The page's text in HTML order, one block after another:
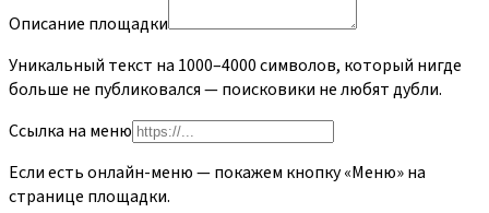
Описание площадки
Уникальный текст на 1000–4000 символов, который нигде
больше не публиковался — поисковики не любят дубли.
Ссылка на меню
Если есть онлайн-меню — покажем кнопку «Меню» на
странице площадки.